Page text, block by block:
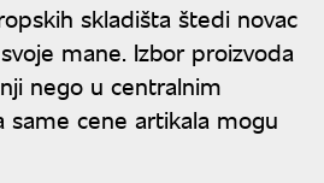
skladišta štedi novac
mane. Izbor proizvoda
nego u centralnim
same cene artikala mogu